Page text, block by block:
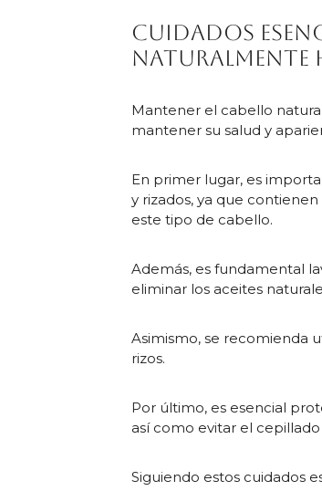
Cuidados
naturalmente
Mantener el cabello
mantener su salud y
En primer lugar, es
y rizados, ya que
este tipo de cabello.
Además, es fundamental
eliminar los aceites
Asimismo, se recomienda
rizos.
Por último, es esencial
así como evitar el
Siguiendo estos cuidados